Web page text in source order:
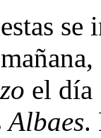
el día
Albaes.